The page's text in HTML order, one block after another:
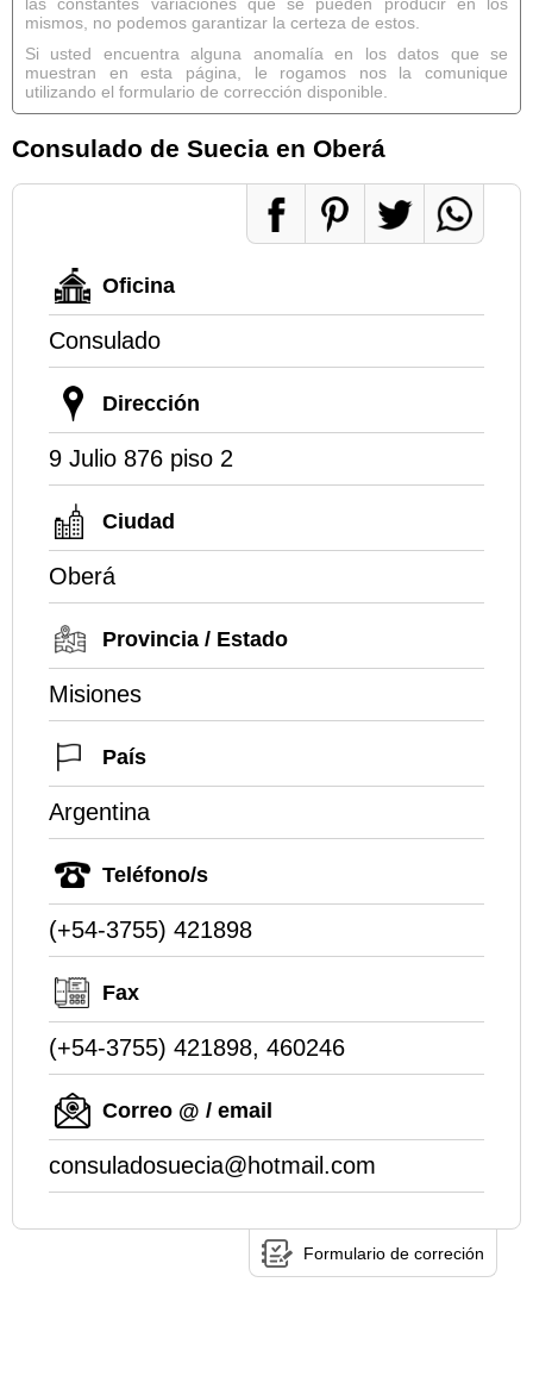
mismos, no podemos garantizar la certeza de estos.
Si usted encuentra alguna anomalía en los datos que se
muestran en esta página, le rogamos nos la comunique
utilizando el formulario de corrección disponible.
Consulado de Suecia en Oberá
Oficina
Consulado
Dirección
9 Julio 876 piso 2
Ciudad
Oberá
Provincia / Estado
Misiones
País
Argentina
Teléfono/s
(+54-3755) 421898
Fax
(+54-3755) 421898, 460246
Correo @ / email
consuladosuecia@hotmail.com
Formulario de correción